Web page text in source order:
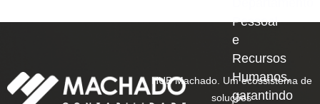
Pessoal
e
Recursos
Humanos,
garantindo
HUB Machado. Um ecossistema de
soluções